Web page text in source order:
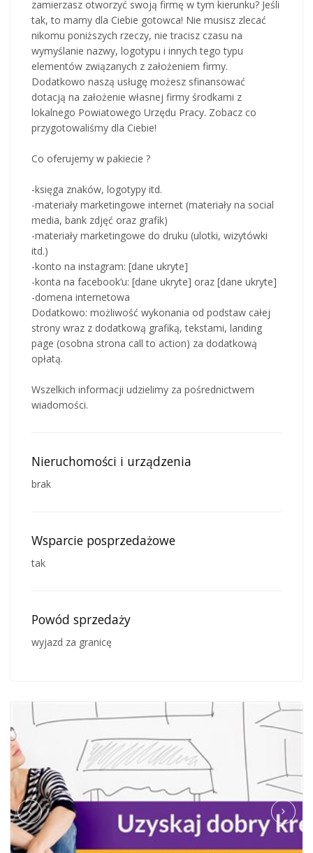
zamierzasz otworzyć swoją firmę w tym kierunku? Jeśli
tak, to mamy dla Ciebie gotowca! Nie musisz zlecać
nikomu poniższych rzeczy, nie tracisz czasu na
wymyślanie nazwy, logotypu i innych tego typu
elementów związanych z założeniem firmy.
Dodatkowo naszą usługę możesz sfinansować
dotacją na założenie własnej firmy środkami z
lokalnego Powiatowego Urzędu Pracy. Zobacz co
przygotowaliśmy dla Ciebie!
Co oferujemy w pakiecie ?
-księga znaków, logotypy itd.
-materiały marketingowe internet (materiały na social
media, bank zdjęć oraz grafik)
-materiały marketingowe do druku (ulotki, wizytówki
itd.)
-konto na instagram: [dane ukryte]
-konta na facebook’u: [dane ukryte] oraz [dane ukryte]
-domena internetowa
Dodatkowo: możliwość wykonania od podstaw całej
strony wraz z dodatkową grafiką, tekstami, landing
page (osobna strona call to action) za dodatkową
opłatą.
Wszelkich informacji udzielimy za pośrednictwem
wiadomości.
Nieruchomości i urządzenia
brak
Wsparcie posprzedażowe
tak
Powód sprzedaży
wyjazd za granicę